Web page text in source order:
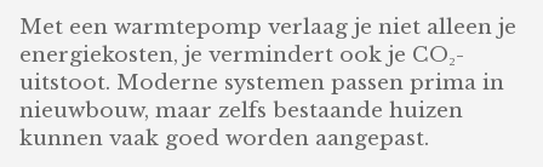
Met een warmtepomp verlaag je niet alleen je
energiekosten, je vermindert ook je CO₂-
uitstoot. Moderne systemen passen prima in
nieuwbouw, maar zelfs bestaande huizen
kunnen vaak goed worden aangepast.